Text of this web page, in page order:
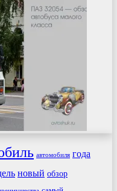
автомобиля года
новый обзор